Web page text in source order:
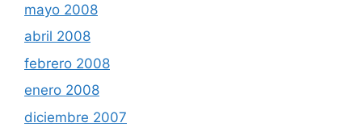
mayo 2008
abril 2008
febrero 2008
enero 2008
diciembre 2007